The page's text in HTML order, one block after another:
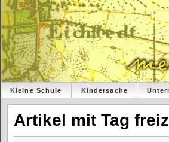
Kleine Schule Kindersache
Artikel mit Tag